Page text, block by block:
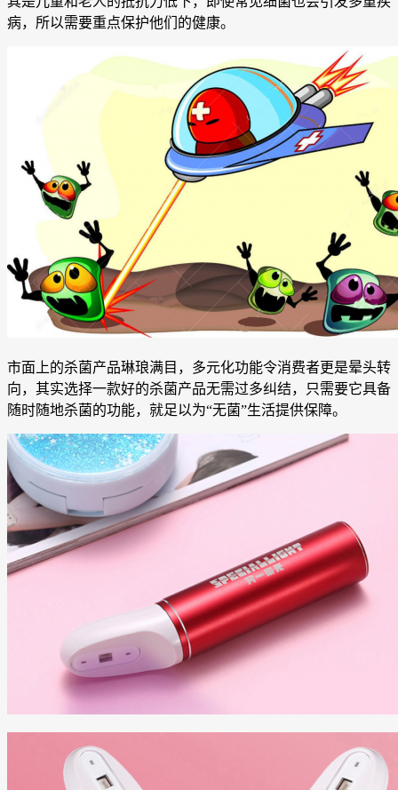
病，所以需要重点保护他们的健康。
市面上的杀菌产品琳琅满目，多元化功能令消费者更是晕头转
向，其实选择一款好的杀菌产品无需过多纠结，只需要它具备
随时随地杀菌的功能，就足以为“无菌”生活提供保障。